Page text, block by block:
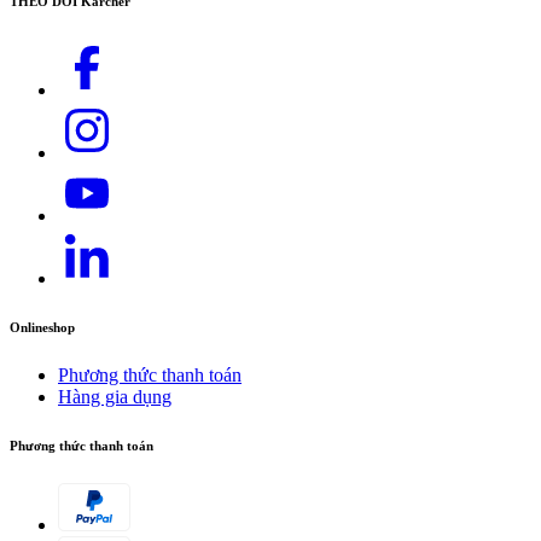
Onlineshop
Phương thức thanh toán
Hàng gia dụng
Phương thức thanh toán